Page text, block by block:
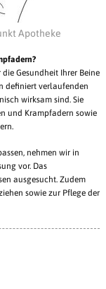
Apotheke
Gesundheit Ihrer Beine
definiert verlaufenden
wirksam sind. Sie
und Krampfadern sowie
nehmen wir in
vor. Das
ausgesucht. Zudem
sowie zur Pflege der